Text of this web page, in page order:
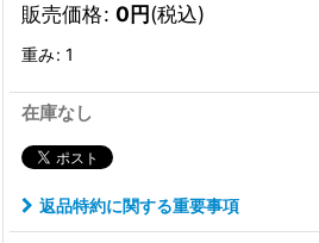
販売価格: 0円(税込)
重み: 1
在庫なし
返品特約に関する重要事項